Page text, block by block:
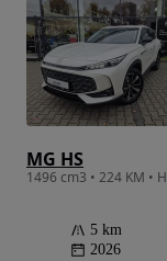
MG HS
1496 cm3 • 224 KM •
5 km
2026